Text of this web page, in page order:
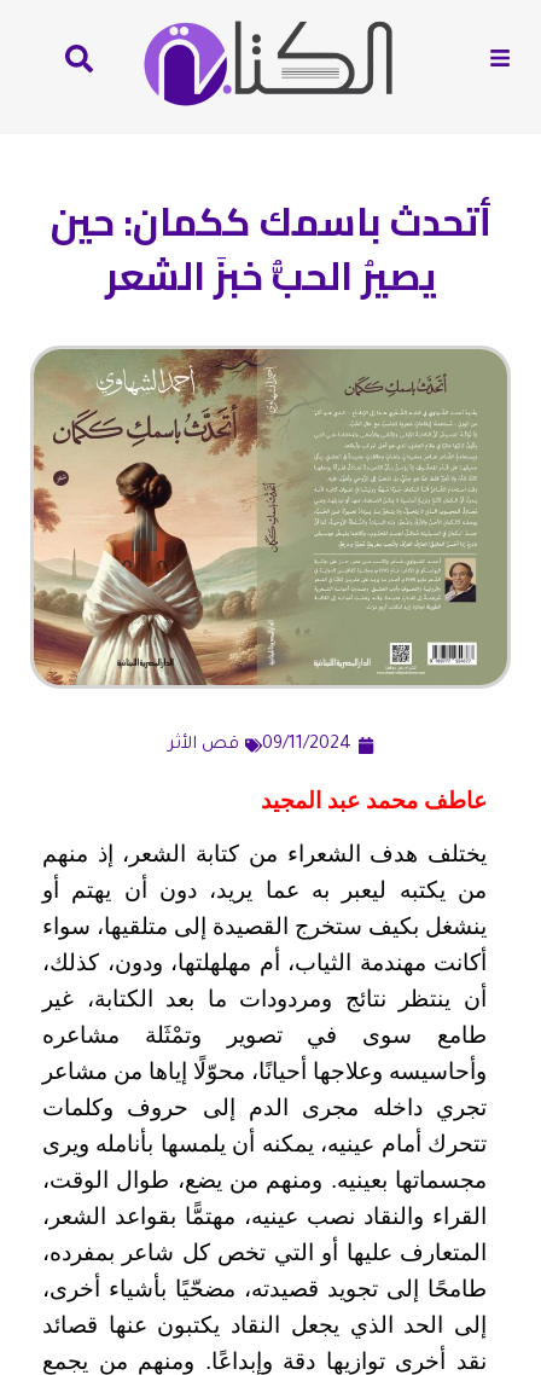
أتحدث باسمك ككمان: حين
يصيرُ الحبُّ خبزَ الشعر
09/11/2024 قص الأثر
عاطف محمد عبد المجيد
يختلف هدف الشعراء من كتابة الشعر، إذ منهم
من يكتبه ليعبر به عما يريد، دون أن يهتم أو
ينشغل بكيف ستخرج القصيدة إلى متلقيها، سواء
أكانت مهندمة الثياب، أم مهلهلتها، ودون، كذلك،
أن ينتظر نتائج ومردودات ما بعد الكتابة، غير
طامع سوى في تصوير وتمْثَلة مشاعره
وأحاسيسه وعلاجها أحيانًا، محوّلًا إياها من مشاعر
تجري داخله مجرى الدم إلى حروف وكلمات
تتحرك أمام عينيه، يمكنه أن يلمسها بأنامله ويرى
مجسماتها بعينيه. ومنهم من يضع، طوال الوقت،
القراء والنقاد نصب عينيه، مهتمًّا بقواعد الشعر،
المتعارف عليها أو التي تخص كل شاعر بمفرده،
طامحًا إلى تجويد قصيدته، مضحّيًا بأشياء أخرى،
إلى الحد الذي يجعل النقاد يكتبون عنها قصائد
نقد أخرى توازيها دقة وإبداعًا. ومنهم من يجمع